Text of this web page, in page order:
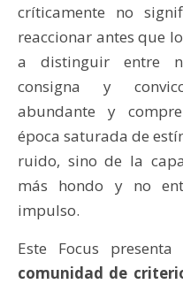
críticamente no
reaccionar antes que
a distinguir entre
consigna y
abundante y
época saturada de
ruido, sino de la
más hondo y no
impulso.
Este Focus
comunidad de